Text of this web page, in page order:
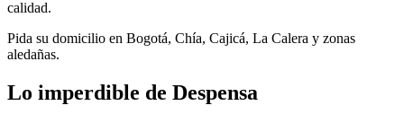
calidad.
Pida su domicilio en Bogotá, Chía, Cajicá, La Calera y zonas
aledañas.
Lo imperdible de Despensa